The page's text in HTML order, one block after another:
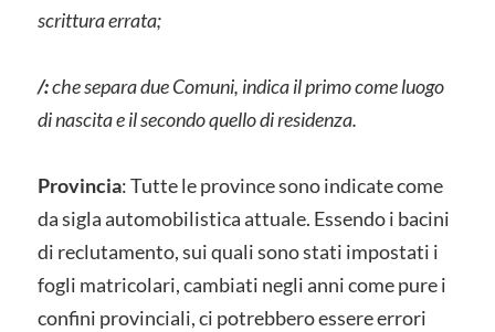
scrittura errata;
/:che separa due Comuni, indica il primo come luogo
di nascita e il secondo quello di residenza.
Provincia: Tutte le province sono indicate come
da sigla automobilistica attuale. Essendo i bacini
di reclutamento, sui quali sono stati impostati i
fogli matricolari, cambiati negli anni come pure i
confini provinciali, ci potrebbero essere errori